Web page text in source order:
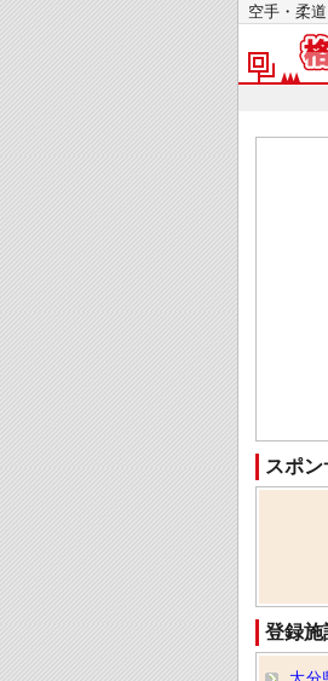
空手・柔
スポ
登録施